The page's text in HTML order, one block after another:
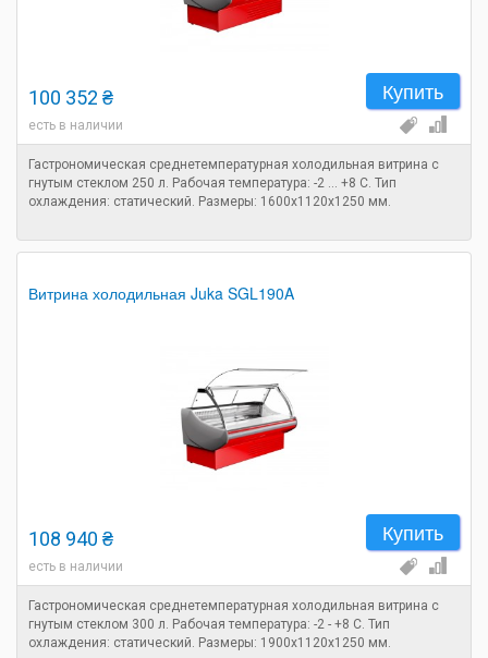
Купить
100 352 ₴
есть в наличии
Гастрономическая среднетемпературная холодильная витрина с
гнутым стеклом 250 л. Рабочая температура: -2 ... +8 C. Тип
охлаждения: статический. Размеры: 1600х1120х1250 мм.
Витрина холодильная Juka SGL190A
Купить
108 940 ₴
есть в наличии
Гастрономическая среднетемпературная холодильная витрина с
гнутым стеклом 300 л. Рабочая температура: -2 - +8 C. Тип
охлаждения: статический. Размеры: 1900х1120х1250 мм.